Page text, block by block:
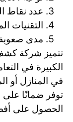
عدد نقاط
التقنيات
مدى
تتميز شركة
الكبيرة في
في المنازل أو
توفر ضمانًا على
الحصول على